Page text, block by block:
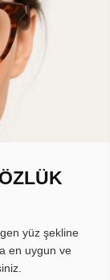
yüz şekline
en uygun ve